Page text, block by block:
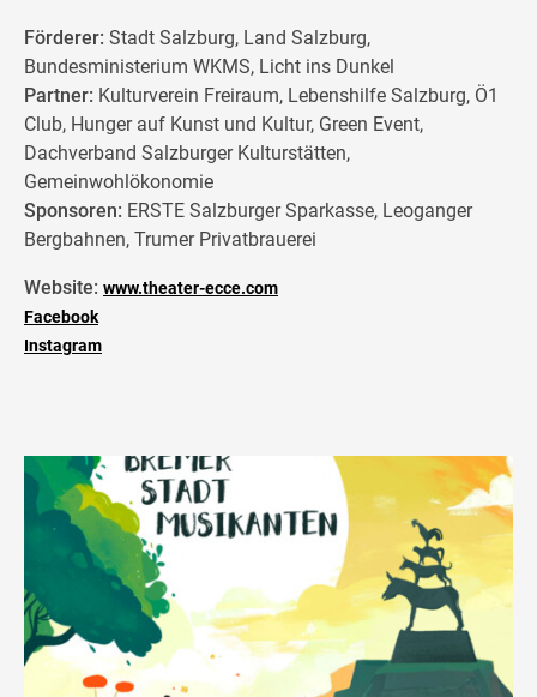
Förderer: Stadt Salzburg, Land Salzburg,
Bundesministerium WKMS, Licht ins Dunkel
Partner: Kulturverein Freiraum, Lebenshilfe Salzburg, Ö1
Club, Hunger auf Kunst und Kultur, Green Event,
Dachverband Salzburger Kulturstätten,
Gemeinwohlökonomie
Sponsoren: ERSTE Salzburger Sparkasse, Leoganger
Bergbahnen, Trumer Privatbrauerei
Website: www.theater-ecce.com
Facebook
Instagram